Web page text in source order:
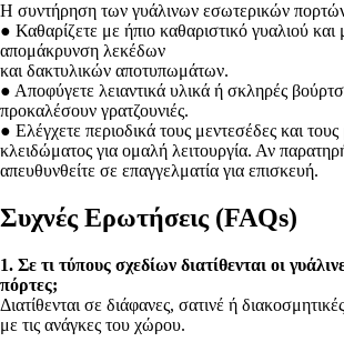
Η συντήρηση των γυάλινων εσωτερικών πορτών
● Καθαρίζετε με ήπιο καθαριστικό γυαλιού και
απομάκρυνση λεκέδων
και δακτυλικών αποτυπωμάτων.
● Αποφύγετε λειαντικά υλικά ή σκληρές
προκαλέσουν γρατζουνιές.
● Ελέγχετε περιοδικά τους μεντεσέδες και
κλειδώματος για ομαλή λειτουργία. Αν
απευθυνθείτε σε επαγγελματία για επισκευή.
Συχνές Ερωτήσεις (FAQs)
1. Σε τι τύπους σχεδίων διατίθενται οι
πόρτες;
Διατίθενται σε διάφανες, σατινέ ή
με τις ανάγκες του χώρου.